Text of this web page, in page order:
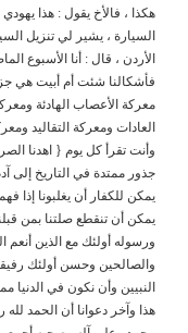
هكذا ، فاﻷخ يقول : هذا
السيارة ، يشير لي تنزيل
اﻷردن ، قال : أنا اﻷسبوع
فأشكالنا شئت أم أبيت هي
معركة اﻷعصاب الهادئة
العادات ومعركة التقاليد
وأنت تقرأ كل يوم { اهدنا
جذور ممتدة في التاريخ إلى
يمكن للكفار أن يغلبونا إذا
يمكن أن تنقطع صلتنا بمن
ورسوله أولئك مع الذين أنعم
والصالحين وحسن أولئك
النبيين وأن نكون في الدنيا
هذا وآخر دعوانا أن الحمد